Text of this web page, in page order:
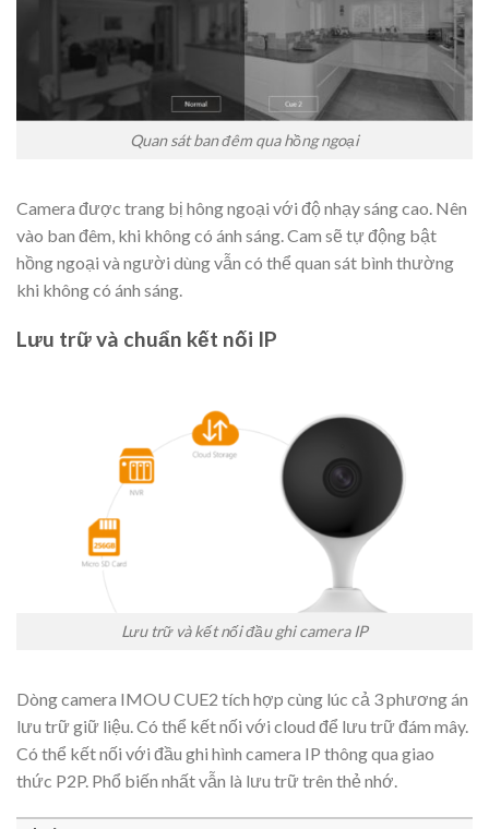
Quan sát ban đêm qua hồng ngoại
Camera được trang bị hông ngoại với độ nhạy sáng cao. Nên
vào ban đêm, khi không có ánh sáng. Cam sẽ tự động bật
hồng ngoại và người dùng vẫn có thể quan sát bình thường
khi không có ánh sáng.
Lưu trữ và chuẩn kết nối IP
Lưu trữ và kết nối đầu ghi camera IP
Dòng camera IMOU CUE2 tích hợp cùng lúc cả 3 phương án
lưu trữ giữ liệu. Có thể kết nối với cloud để lưu trữ đám mây.
Có thể kết nối với đầu ghi hình camera IP thông qua giao
thức P2P. Phổ biến nhất vẫn là lưu trữ trên thẻ nhớ.